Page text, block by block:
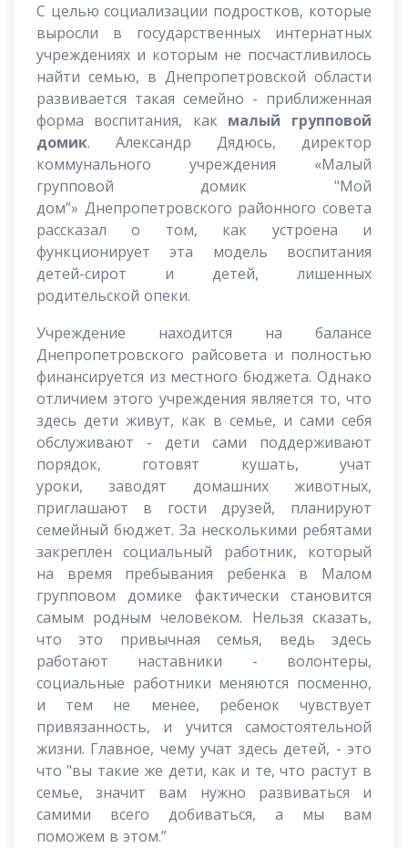
С целью социализации подростков, которые
выросли в государственных интернатных
учреждениях и которым не посчастливилось
найти семью, в Днепропетровской области
развивается такая семейно - приближенная
форма воспитания, как малый групповой
домик. Александр Дядюсь, директор
коммунального учреждения «Малый
групповой домик "Мой
дом”» Днепропетровского районного совета
рассказал о том, как устроена и
функционирует эта модель воспитания
детей-сирот и детей, лишенных
родительской опеки.
Учреждение находится на балансе
Днепропетровского райсовета и полностью
финансируется из местного бюджета. Однако
отличием этого учреждения является то, что
здесь дети живут, как в семье, и сами себя
обслуживают - дети сами поддерживают
порядок, готовят кушать, учат
уроки, заводят домашних животных,
приглашают в гости друзей, планируют
семейный бюджет. За несколькими ребятами
закреплен социальный работник, который
на время пребывания ребенка в Малом
групповом домике фактически становится
самым родным человеком. Нельзя сказать,
что это привычная семья, ведь здесь
работают наставники - волонтеры,
социальные работники меняются посменно,
и тем не менее, ребенок чувствует
привязанность, и учится самостоятельной
жизни. Главное, чему учат здесь детей, - это
что "вы такие же дети, как и те, что растут в
семье, значит вам нужно развиваться и
самими всего добиваться, а мы вам
поможем в этом.”